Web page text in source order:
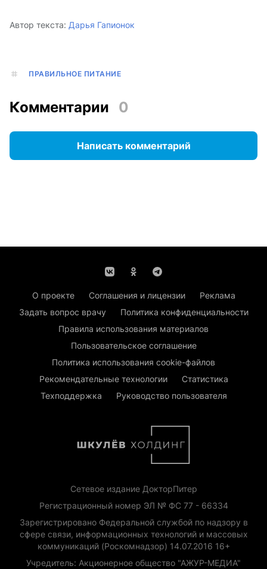
Автор текста: Дарья Гапионок
ПРАВИЛЬНОЕ ПИТАНИЕ
Комментарии 0
Написать комментарий
О проекте Соглашения и лицензии
Реклама
Задать вопрос врачу
Политика конфиденциальности
Правила использования материалов
Пользовательское соглашение
Политика использования cookie-файлов
Рекомендательные технологии
Статистика
Техподдержка
Руководство пользователя
Сетевое издание ДокторПитер
Регистрационный номер ЭЛ № ФС 77 - 66334
Зарегистрировано Федеральной службой по надзору в
сфере связи, информационных технологий и массовых
коммуникаций (Роскомнадзор) 14.07.2016 16+
Учредитель: Акционерное общество "АЖУР-МЕДИА"